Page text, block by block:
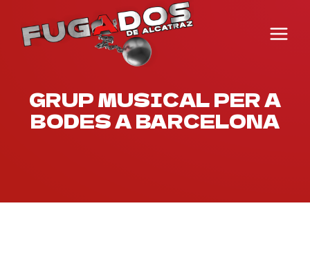
contingut
GRUP MUSICAL PER A
BODES A BARCELONA